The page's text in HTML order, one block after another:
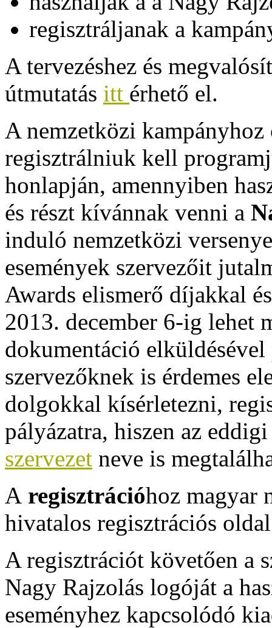
regisztráljanak a
A tervezéshez és
útmutatás itt érhető el.
A nemzetközi kampányhoz
regisztrálniuk kell
honlapján, amennyiben
és részt kívánnak venni a
induló nemzetközi
események szervezőit
Awards elismerő díjakkal
2013. december 6-ig lehet
dokumentáció
szervezőknek is érdemes
dolgokkal kísérletezni,
pályázatra, hiszen az
szervezet neve is
A regisztrációhoz magyar
hivatalos regisztrációs
A regisztrációt követően a
Nagy Rajzolás logóját a
eseményhez kapcsolódó